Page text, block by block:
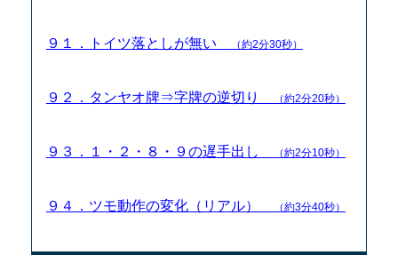
９１．トイツ落としが無い （約2分30秒）
９２．タンヤオ牌⇒字牌の逆切り （約2分20秒）
９３．１・２・８・９の遅手出し （約2分10秒）
９４．ツモ動作の変化（リアル） （約3分40秒）